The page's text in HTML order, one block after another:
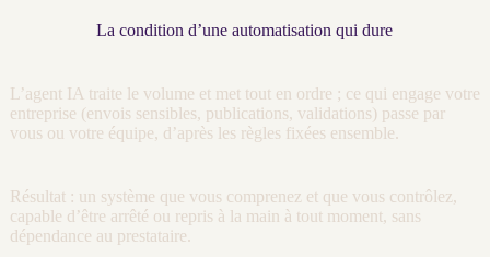
La condition d’une automatisation qui dure
L’agent IA traite le volume et met tout en ordre ; ce qui engage votre
entreprise (envois sensibles, publications, validations) passe par
vous ou votre équipe, d’après les règles fixées ensemble.
Résultat : un système que vous comprenez et que vous contrôlez,
capable d’être arrêté ou repris à la main à tout moment, sans
dépendance au prestataire.